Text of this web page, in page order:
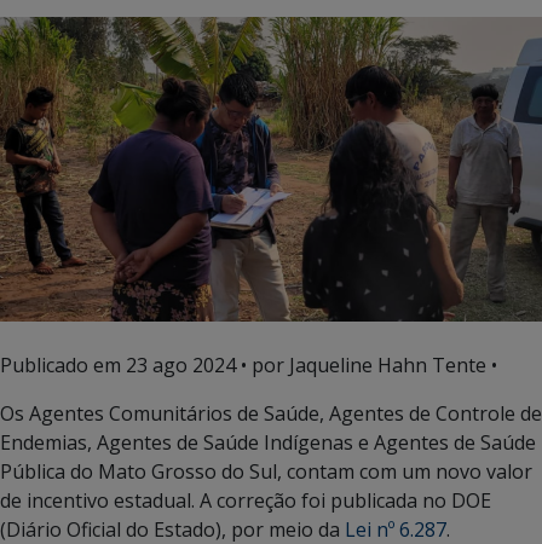
Publicado em 23 ago 2024• por Jaqueline Hahn Tente •
Os Agentes Comunitários de Saúde, Agentes de Controle de
Endemias, Agentes de Saúde Indígenas e Agentes de Saúde
Pública do Mato Grosso do Sul, contam com um novo valor
de incentivo estadual. A correção foi publicada no DOE
(Diário Oficial do Estado), por meio da Lei nº 6.287.